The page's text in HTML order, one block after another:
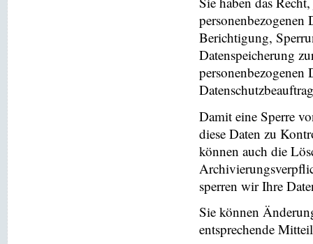
personenbezogenen
Berichtigung,
Datenspeicherung
personenbezogenen
Damit eine Sperre
diese Daten zu
können auch die
sperren wir Ihre
Sie können
entsprechende